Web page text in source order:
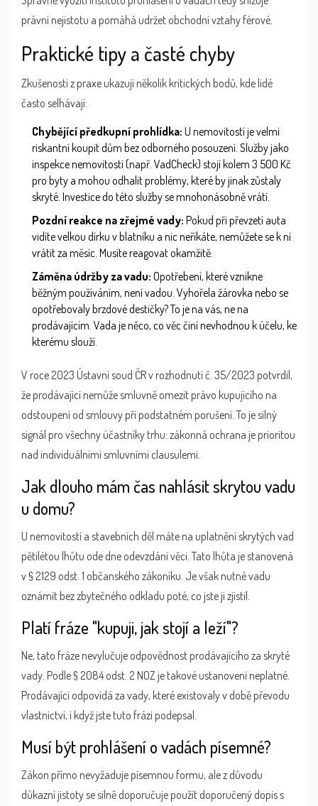
právní nejistotu a pomáhá udržet obchodní vztahy férové.
Praktické tipy a časté chyby
Zkušenosti z praxe ukazují několik kritických bodů, kde lidé
často selhávají:
Chybějící předkupní prohlídka: U nemovitostí je velmi
riskantní koupit dům bez odborného posouzení. Služby jako
inspekce nemovitostí (např. VadCheck) stojí kolem 3 500 Kč
pro byty a mohou odhalit problémy, které by jinak zůstaly
skryté. Investice do této služby se mnohonásobně vrátí.
Pozdní reakce na zřejmé vady: Pokud při převzetí auta
vidíte velkou dírku v blatníku a nic neříkáte, nemůžete se k ní
vrátit za měsíc. Musíte reagovat okamžitě.
Záměna údržby za vadu: Opotřebení, které vznikne
běžným používáním, není vadou. Vyhořela žárovka nebo se
opotřebovaly brzdové destičky? To je na vás, ne na
prodávajícím. Vada je něco, co věc činí nevhodnou k účelu, ke
kterému slouží.
V roce 2023 Ústavní soud ČR v rozhodnutí č. 35/2023 potvrdil,
že prodávající nemůže smluvně omezit právo kupujícího na
odstoupení od smlouvy při podstatném porušení. To je silný
signál pro všechny účastníky trhu: zákonná ochrana je prioritou
nad individuálními smluvními clausulemi.
Jak dlouho mám čas nahlásit skrytou vadu
u domu?
U nemovitostí a stavebních děl máte na uplatnění skrytých vad
pětilétou lhůtu ode dne odevzdání věci. Tato lhůta je stanovená
v § 2129 odst. 1 občanského zákoníku. Je však nutné vadu
oznámit bez zbytečného odkladu poté, co jste ji zjistil.
Platí fráze "kupuji, jak stojí a leží"?
Ne, tato fráze nevylučuje odpovědnost prodávajícího za skryté
vady. Podle § 2084 odst. 2 NOZ je takové ustanovení neplatné.
Prodávající odpovídá za vady, které existovaly v době převodu
vlastnictví, i když jste tuto frázi podepsal.
Musí být prohlášení o vadách písemné?
Zákon přímo nevyžaduje písemnou formu, ale z důvodu
důkazní jistoty se silně doporučuje použít doporučený dopis s